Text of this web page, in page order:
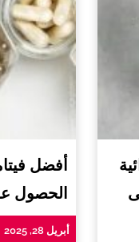
أفضل
الحصول
أبريل 28, 2025